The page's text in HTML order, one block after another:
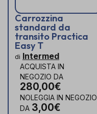
Carrozzina
standard da
transito Practica
Easy T
di Intermed
ACQUISTA IN
NEGOZIO DA
280,00€
NOLEGGIA IN NEGOZIO
DA 3,00€